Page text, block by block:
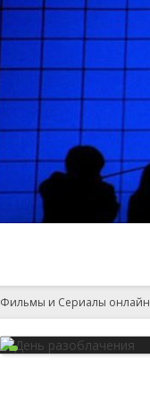
Фильмы и Сериалы онлайн